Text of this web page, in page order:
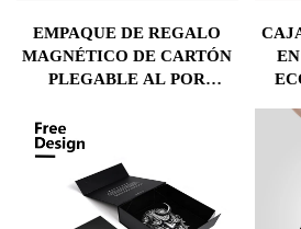
EMPAQUE DE REGALO
MAGNÉTICO DE CARTÓN
PLEGABLE AL POR
PERSONALIZADO
IMPRESO EN CINTA Y
PAPEL RECUBIERTO